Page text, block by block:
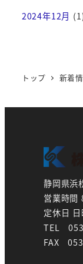
2024年12月
トップ 新着
静岡県浜
営業時間
定休日
TEL
FAX